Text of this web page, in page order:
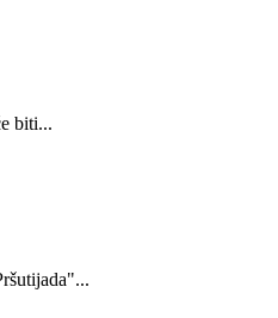
biti...